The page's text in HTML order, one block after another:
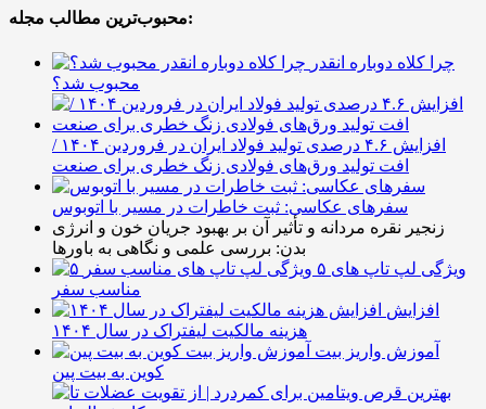
محبوب‌ترین مطالب مجله:
چرا کلاه دوباره انقدر
محبوب شد؟
افزایش ۴.۶ درصدی تولید فولاد ایران در فروردین ۱۴۰۴ /
افت تولید ورق‌های فولادی زنگ خطری برای صنعت
سفرهای عکاسی: ثبت خاطرات در مسیر با اتوبوس
زنجیر نقره مردانه و تأثیر آن بر بهبود جریان خون و انرژی
بدن: بررسی علمی و نگاهی به باورها
۵ ویژگی لپ تاپ های
مناسب سفر
افزایش
هزینه مالکیت لیفتراک در سال ۱۴۰۴
آموزش واریز بیت
کوین به بیت پین